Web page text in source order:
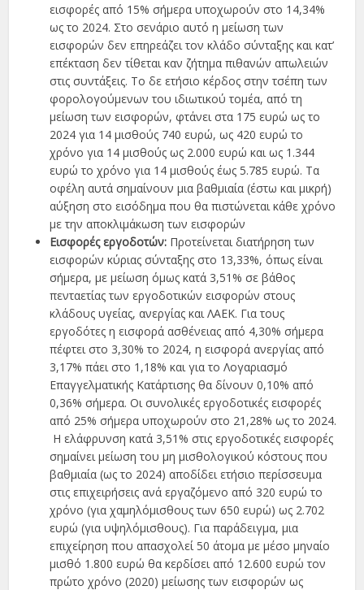
εισφορές από 15% σήμερα υποχωρούν στο 14,34%
ως το 2024. Στο σενάριο αυτό η μείωση των
εισφορών δεν επηρεάζει τον κλάδο σύνταξης και κατ’
επέκταση δεν τίθεται καν ζήτημα πιθανών απωλειών
στις συντάξεις. Το δε ετήσιο κέρδος στην τσέπη των
φορολογούμενων του ιδιωτικού τομέα, από τη
μείωση των εισφορών, φτάνει στα 175 ευρώ ως το
2024 για 14 μισθούς 740 ευρώ, ως 420 ευρώ το
χρόνο για 14 μισθούς ως 2.000 ευρώ και ως 1.344
ευρώ το χρόνο για 14 μισθούς έως 5.785 ευρώ. Τα
οφέλη αυτά σημαίνουν μια βαθμιαία (έστω και μικρή)
αύξηση στο εισόδημα που θα πιστώνεται κάθε χρόνο
με την αποκλιμάκωση των εισφορών
Εισφορές εργοδοτών: Προτείνεται διατήρηση των
εισφορών κύριας σύνταξης στο 13,33%, όπως είναι
σήμερα, με μείωση όμως κατά 3,51% σε βάθος
πενταετίας των εργοδοτικών εισφορών στους
κλάδους υγείας, ανεργίας και ΛΑΕΚ. Για τους
εργοδότες η εισφορά ασθένειας από 4,30% σήμερα
πέφτει στο 3,30% το 2024, η εισφορά ανεργίας από
3,17% πάει στο 1,18% και για το Λογαριασμό
Επαγγελματικής Κατάρτισης θα δίνουν 0,10% από
0,36% σήμερα. Οι συνολικές εργοδοτικές εισφορές
από 25% σήμερα υποχωρούν στο 21,28% ως το 2024.
Η ελάφρυνση κατά 3,51% στις εργοδοτικές εισφορές
σημαίνει μείωση του μη μισθολογικού κόστους που
βαθμιαία (ως το 2024) αποδίδει ετήσιο περίσσευμα
στις επιχειρήσεις ανά εργαζόμενο από 320 ευρώ το
χρόνο (για χαμηλόμισθους των 650 ευρώ) ως 2.702
ευρώ (για υψηλόμισθους). Για παράδειγμα, μια
επιχείρηση που απασχολεί 50 άτομα με μέσο μηναίο
μισθό 1.800 ευρώ θα κερδίσει από 12.600 ευρώ τον
πρώτο χρόνο (2020) μείωσης των εισφορών ως